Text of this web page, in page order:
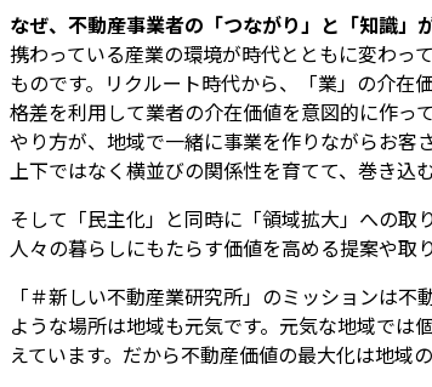
――なぜ、不動産事業者の「つながり」と「知識」
携わっている産業の環境が時代とともに変わ
ものです。リクルート時代から、「業」の介在
格差を利用して業者の介在価値を意図的に作っ
やり方が、地域で一緒に事業を作りながらお客
上下ではなく横並びの関係性を育てて、巻き込
そして「民主化」と同時に「領域拡大」への
人々の暮らしにもたらす価値を高める提案や取
「＃新しい不動産業研究所」のミッションは
ような場所は地域も元気です。元気な地域で
えています。だから不動産価値の最大化は地域